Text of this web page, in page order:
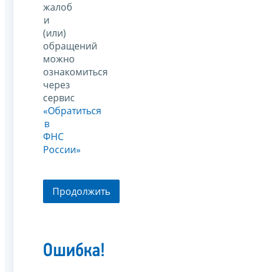
жалоб
и
(или)
обращений
можно
ознакомиться
через
сервис
«Обратиться
в
ФНС
России»
Продолжить
Ошибка!